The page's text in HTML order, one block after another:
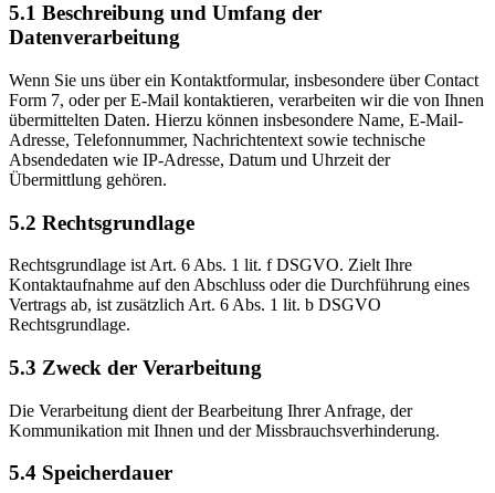
5.1 Beschreibung und Umfang der
Datenverarbeitung
Wenn Sie uns über ein Kontaktformular, insbesondere über Contact
Form 7, oder per E-Mail kontaktieren, verarbeiten wir die von Ihnen
übermittelten Daten. Hierzu können insbesondere Name, E-Mail-
Adresse, Telefonnummer, Nachrichtentext sowie technische
Absendedaten wie IP-Adresse, Datum und Uhrzeit der
Übermittlung gehören.
5.2 Rechtsgrundlage
Rechtsgrundlage ist Art. 6 Abs. 1 lit. f DSGVO. Zielt Ihre
Kontaktaufnahme auf den Abschluss oder die Durchführung eines
Vertrags ab, ist zusätzlich Art. 6 Abs. 1 lit. b DSGVO
Rechtsgrundlage.
5.3 Zweck der Verarbeitung
Die Verarbeitung dient der Bearbeitung Ihrer Anfrage, der
Kommunikation mit Ihnen und der Missbrauchsverhinderung.
5.4 Speicherdauer